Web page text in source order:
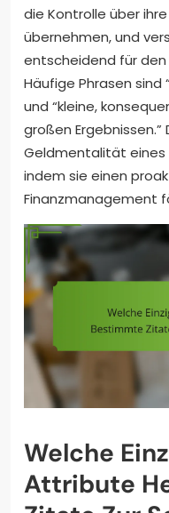
die Kontrolle über
übernehmen, und
entscheidend für
Häufige Phrasen
und “kleine,
großen Ergebnissen.”
Geldmentalität eines
indem sie einen
Finanzmanagement
Welche
Attribute